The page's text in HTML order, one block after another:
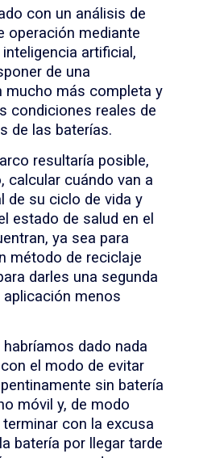
con un análisis de
operación mediante
artificial,
de una
mucho más completa y
condiciones reales de
de las baterías.
resultaría posible,
calcular cuándo van a
de su ciclo de vida y
estado de salud en el
ya sea para
método de reciclaje
darles una segunda
menos
dado nada
el modo de evitar
sin batería
móvil y, de modo
con la excusa
batería por llegar tarde